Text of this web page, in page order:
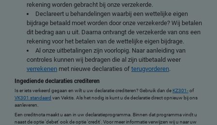
rekening worden gebracht bij onze verzekerde.
Declareert u behandelingen waarbij een wettelijke eigen
bijdrage betaald moet worden door onze verzekerde? Wij betalen
dit bedrag aan u uit. Daarna ontvangt de verzekerde van ons een
rekening voor het betalen van de wettelijke eigen bijdrage.
Al onze uitbetalingen zijn voorlopig. Naar aanleiding van
controles kunnen wij bedragen die al zijn uitbetaald weer
verrekenen met nieuwe declaraties of terugvorderen.
Ingediende declaraties crediteren
Is er iets verkeerd gegaan en wilt u uw declaratie crediteren? Gebruik dan de KZ301-of
VK301 standaard van Vektis. Als het nodig is kunt u de declaratie direct opnieuw bij ons
aanleveren.
Een creditnota maakt u aan in uw declaratieprogramma. Binnen dat programma vindt u
naast de optie 'debet' ook de optie 'credit'. Voor meer informatie verwijzen wij u naar uw